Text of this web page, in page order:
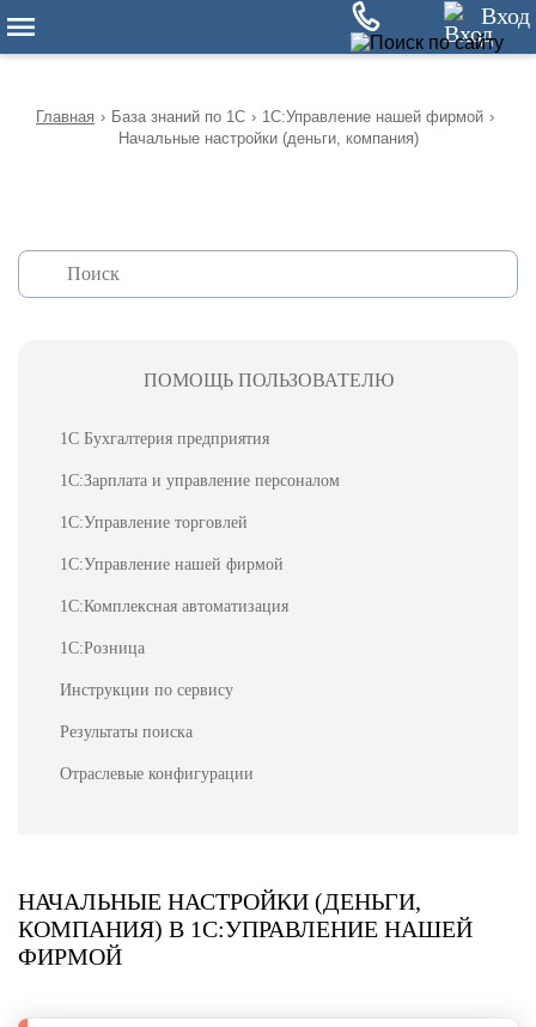
Вход
Главная › База знаний по 1С › 1С:Управление нашей фирмой ›
Начальные настройки (деньги, компания)
ПОМОЩЬ ПОЛЬЗОВАТЕЛЮ
1С Бухгалтерия предприятия
1С:Зарплата и управление персоналом
1С:Управление торговлей
1С:Управление нашей фирмой
1С:Комплексная автоматизация
1С:Розница
Инструкции по сервису
Результаты поиска
Отраслевые конфигурации
НАЧАЛЬНЫЕ НАСТРОЙКИ (ДЕНЬГИ,
КОМПАНИЯ) В 1С:УПРАВЛЕНИЕ НАШЕЙ
ФИРМОЙ